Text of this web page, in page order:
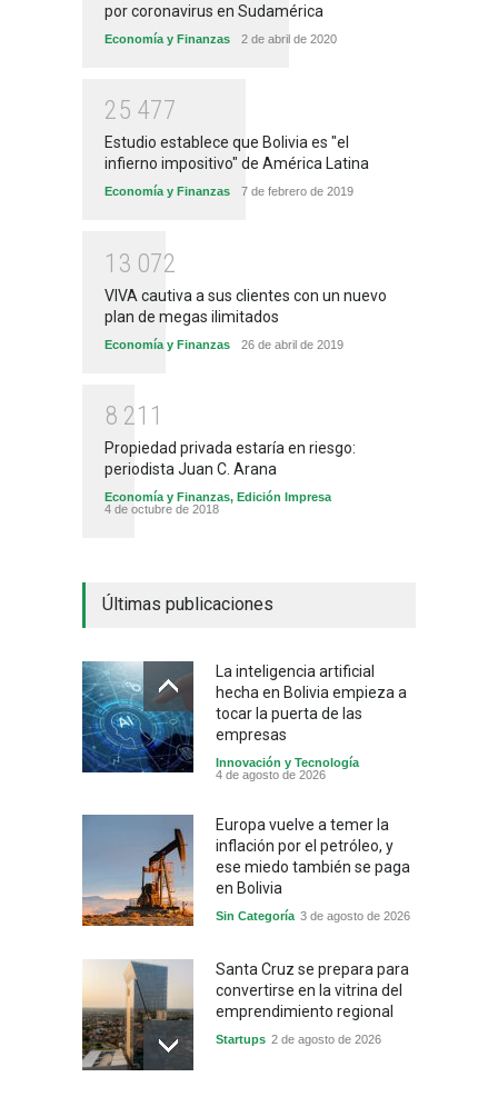
por coronavirus en Sudamérica
Economía y Finanzas 2 de abril de 2020
25 477
Estudio establece que Bolivia es "el
infierno impositivo" de América Latina
Economía y Finanzas 7 de febrero de 2019
1 3 072
VIVA cautiva a sus clientes con un nuevo
plan de megas ilimitados
Economía y Finanzas 26 de abril de 2019
8 21 1
Propiedad privada estaría en riesgo:
periodista Juan C. Arana
Economía y Finanzas, Edición Impresa
4 de octubre de 2018
Últimas publicaciones
La inteligencia artificial
hecha en Bolivia empieza a
tocar la puerta de las
empresas
Innovación y Tecnología
4 de agosto de 2026
Europa vuelve a temer la
inflación por el petróleo, y
ese miedo también se paga
en Bolivia
Sin Categoría 3 de agosto de 2026
Santa Cruz se prepara para
convertirse en la vitrina del
emprendimiento regional
Startups 2 de agosto de 2026